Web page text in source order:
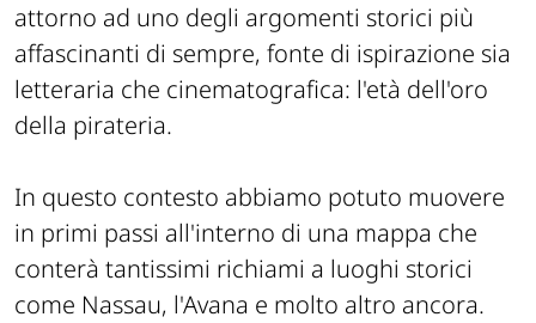
attorno ad uno degli argomenti storici più
affascinanti di sempre, fonte di ispirazione sia
letteraria che cinematografica: l'età dell'oro
della pirateria.
In questo contesto abbiamo potuto muovere
in primi passi all'interno di una mappa che
conterà tantissimi richiami a luoghi storici
come Nassau, l'Avana e molto altro ancora.